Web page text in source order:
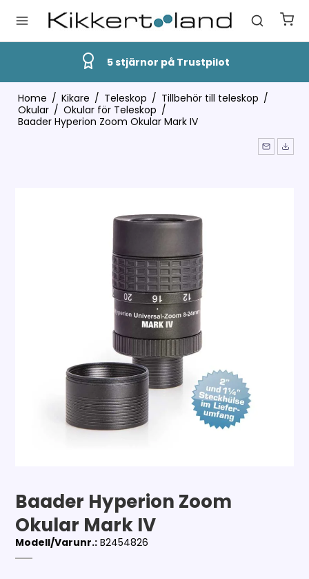
Home / Kikare / Teleskop / Tillbehör till teleskop /
Okular / Okular för Teleskop /
Baader Hyperion Zoom Okular Mark IV
Baader Hyperion Zoom
Okular Mark IV
Modell/Varunr.: B2454826